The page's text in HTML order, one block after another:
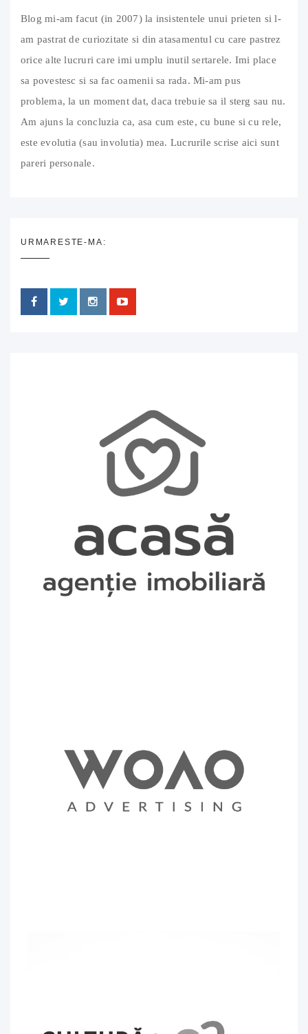
Blog mi-am facut (in 2007) la insistentele unui prieten si l-
am pastrat de curiozitate si din atasamentul cu care pastrez
orice alte lucruri care imi umplu inutil sertarele. Imi place
sa povestesc si sa fac oamenii sa rada. Mi-am pus
problema, la un moment dat, daca trebuie sa il sterg sau nu.
Am ajuns la concluzia ca, asa cum este, cu bune si cu rele,
este evolutia (sau involutia) mea. Lucrurile scrise aici sunt
pareri personale.
URMARESTE-MA: